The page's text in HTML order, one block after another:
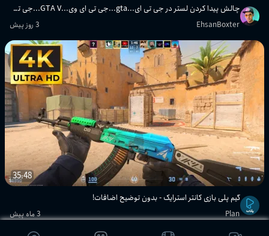
چالش پیدا کردن لستر در جی تی ای...gta...جی تی ای وی...GTA V...جی تی ای 5
EhsanBoxter 3 روز پیش
35:48
گیم پلی بازی کانتر استرایک - بدون توضیح اضافات!
Plan 3 ماه پیش